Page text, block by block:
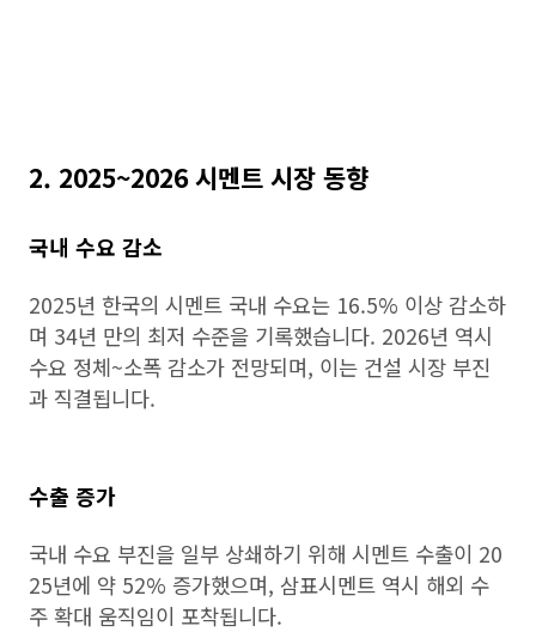
2. 2025~2026 시멘트 시장 동향
국내 수요 감소
2025년 한국의 시멘트 국내 수요는 16.5% 이상 감소하
며 34년 만의 최저 수준을 기록했습니다. 2026년 역시
수요 정체~소폭 감소가 전망되며, 이는 건설 시장 부진
과 직결됩니다.
수출 증가
국내 수요 부진을 일부 상쇄하기 위해 시멘트 수출이 20
25년에 약 52% 증가했으며, 삼표시멘트 역시 해외 수
주 확대 움직임이 포착됩니다.